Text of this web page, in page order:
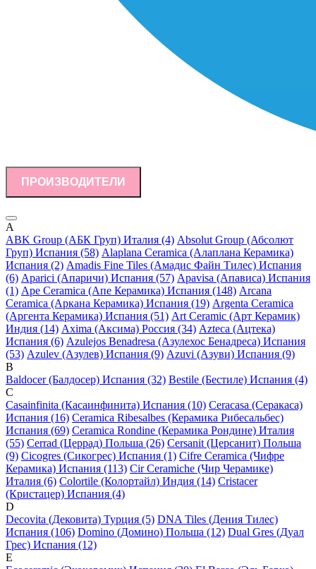
ПРОИЗВОДИТЕЛИ
A
ABK Group (АБК Груп) Италия (4) Absolut Group (Абсолют
Груп) Испания (58) Alaplana Ceramica (Алаплана Керамика)
Испания (2) Amadis Fine Tiles (Амадис Файн Тилес) Испания
(6) Aparici (Апаричи) Испания (57) Apavisa (Апависа) Испания
(1) Ape Ceramica (Апе Керамика) Испания (148) Arcana
Ceramica (Аркана Керамика) Испания (19) Argenta Ceramica
(Аргента Керамика) Испания (51) Art Ceramic (Арт Керамик)
Индия (14) Axima (Аксима) Россия (34) Azteca (Ацтека)
Испания (6) Azulejos Benadresa (Азулехос Бенадреса) Испания
(53) Azulev (Азулев) Испания (9) Azuvi (Азуви) Испания (9)
B
Baldocer (Балдосер) Испания (32) Bestile (Бестиле) Испания (4)
C
Casainfinita (Касаинфинита) Испания (10) Ceracasa (Серакаса)
Испания (16) Ceramica Ribesalbes (Керамика Рибесальбес)
Испания (69) Ceramica Rondine (Керамика Рондине) Италия
(55) Cerrad (Церрад) Польша (26) Cersanit (Церсанит) Польша
(9) Cicogres (Сикогрес) Испания (1) Cifre Ceramica (Чифре
Керамика) Испания (113) Cir Ceramiche (Чир Черамике)
Италия (6) Colortile (Колортайл) Индия (14) Cristacer
(Кристацер) Испания (4)
D
Decovita (Дековита) Турция (5) DNA Tiles (Дения Тилес)
Испания (106) Domino (Домино) Польша (12) Dual Gres (Дуал
Грес) Испания (12)
E